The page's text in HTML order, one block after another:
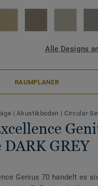
Alle Designs
RAUMPLANER
|Akustikboden | Circular
DARK GREY
Genius 70 handelt es